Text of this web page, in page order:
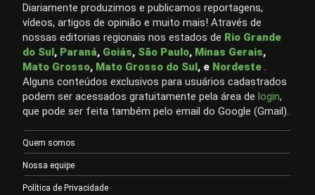
Diariamente produzimos e publicamos reportagens,
vídeos, artigos de opinião e muito mais! Através de
nossas editorias regionais nos estados de Rio Grande
do Sul, Paraná, Goiás, São Paulo, Minas Gerais,
Mato Grosso, Mato Grosso do Sul, e Nordeste .
Alguns conteúdos exclusivos para usuários cadastrados
podem ser acessados gratuitamente pela área de login,
que pode ser feita também pelo email do Google (Gmail).
Quem somos
Nossa equipe
Política de Privacidade